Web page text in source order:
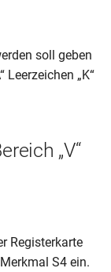
soll geben
Leerzeichen „K“
„V“
Registerkarte
S4 ein.